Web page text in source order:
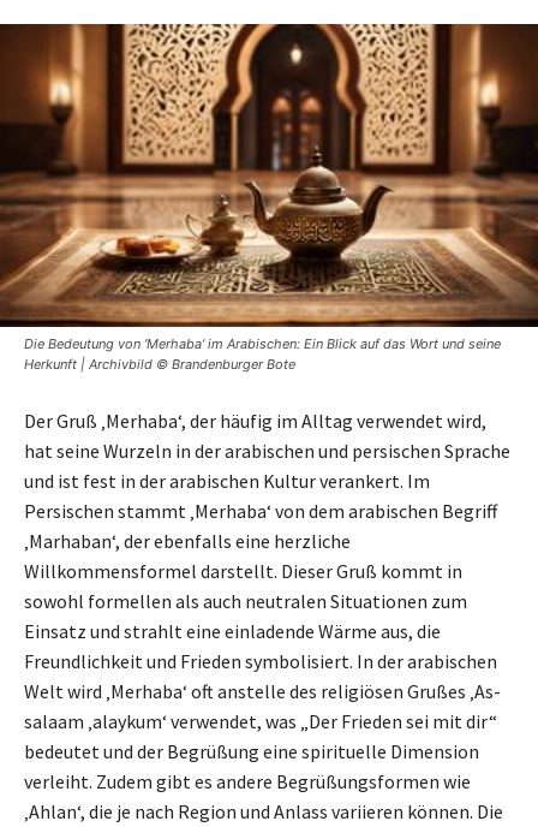
Die Bedeutung von 'Merhaba' im Arabischen: Ein Blick auf das Wort und seine
Herkunft | Archivbild © Brandenburger Bote
Der Gruß ‚Merhaba‘, der häufig im Alltag verwendet wird,
hat seine Wurzeln in der arabischen und persischen Sprache
und ist fest in der arabischen Kultur verankert. Im
Persischen stammt ‚Merhaba‘ von dem arabischen Begriff
‚Marhaban‘, der ebenfalls eine herzliche
Willkommensformel darstellt. Dieser Gruß kommt in
sowohl formellen als auch neutralen Situationen zum
Einsatz und strahlt eine einladende Wärme aus, die
Freundlichkeit und Frieden symbolisiert. In der arabischen
Welt wird ‚Merhaba‘ oft anstelle des religiösen Grußes ‚As-
salaam ‚alaykum‘ verwendet, was „Der Frieden sei mit dir“
bedeutet und der Begrüßung eine spirituelle Dimension
verleiht. Zudem gibt es andere Begrüßungsformen wie
‚Ahlan‘, die je nach Region und Anlass variieren können. Die